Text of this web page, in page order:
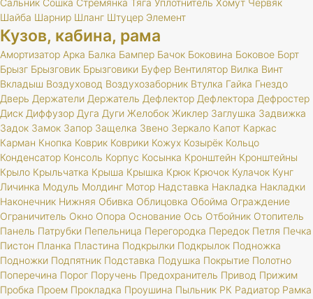
Сальник Сошка Стремянка Тяга Уплотнитель Хомут Червяк
Шайба Шарнир Шланг Штуцер Элемент
Кузов, кабина, рама
Амортизатор Арка Балка Бампер Бачок Боковина Боковое Борт
Брызг Брызговик Брызговики Буфер Вентилятор Вилка Винт
Вкладыш Воздуховод Воздухозаборник Втулка Гайка Гнездо
Дверь Держатели Держатель Дефлектор Дефлектора Дефростер
Диск Диффузор Дуга Дуги Желобок Жиклер Заглушка Задвижка
Задок Замок Запор Защелка Звено Зеркало Капот Каркас
Карман Кнопка Коврик Коврики Кожух Козырёк Кольцо
Конденсатор Консоль Корпус Косынка Кронштейн Кронштейны
Крыло Крыльчатка Крыша Крышка Крюк Крючок Кулачок Кунг
Личинка Модуль Молдинг Мотор Надставка Накладка Накладки
Наконечник Нижняя Обивка Облицовка Обойма Ограждение
Ограничитель Окно Опора Основание Ось Отбойник Отопитель
Панель Патрубки Пепельница Перегородка Передок Петля Печка
Пистон Планка Пластина Подкрылки Подкрылок Подножка
Подножки Подпятник Подставка Подушка Покрытие Полотно
Поперечина Порог Поручень Предохранитель Привод Прижим
Пробка Проем Прокладка Проушина Пыльник РК Радиатор Рамка